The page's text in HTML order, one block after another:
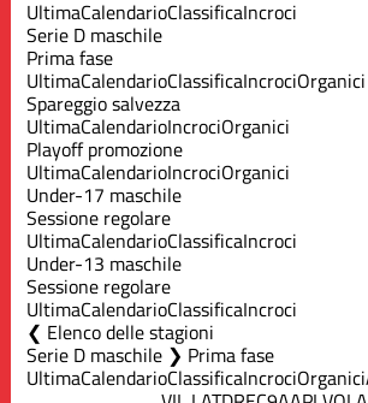
UltimaCalendarioClassificaIncroci
Serie D maschile
Prima fase
UltimaCalendarioClassificaIncrociOrganici
Spareggio salvezza
UltimaCalendarioIncrociOrganici
Playoff promozione
UltimaCalendarioIncrociOrganici
Under-17 maschile
Sessione regolare
UltimaCalendarioClassificaIncroci
Under-13 maschile
Sessione regolare
UltimaCalendarioClassificaIncroci
Elenco delle stagioni
Serie D maschile ❯ Prima fase
UltimaCalendarioClassificaIncrociOrganici